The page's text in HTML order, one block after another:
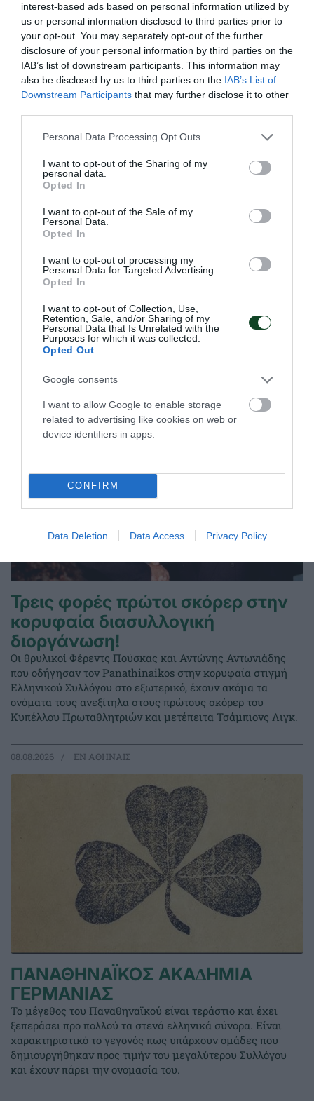
interest-based ads based on personal information utilized by
us or personal information disclosed to third parties prior to
your opt-out. You may separately opt-out of the further
disclosure of your personal information by third parties on the
IAB’s list of downstream participants. This information may
also be disclosed by us to third parties on the IAB’s List of
Downstream Participants that may further disclose it to other
Please note that this website/app uses one or more Google
not limited to your visit or usage behaviour. You may click to
grant or deny consent to Google and its third-party tags to
use your data for below specified purposes in below Google
consent section.
Personal Data Processing Opt Outs
I want to opt-out of the Sharing of my
personal data.
Opted In
I want to opt-out of the Sale of my
Personal Data.
Opted In
I want to opt-out of processing my
Personal Data for Targeted Advertising.
Opted In
I want to opt-out of Collection, Use,
Retention, Sale, and/or Sharing of my
Personal Data that Is Unrelated with the
Purposes for which it was collected.
Opted Out
Google consents
I want to allow Google to enable storage
related to advertising like cookies on web or
device identifiers in apps.
CONFIRM
Data Deletion Data Access Privacy Policy
Παναθηναϊκός!
Ο πρωταθλητής Ελλάδας στους άνδρες και δευτεραθλητής
σύλλογος της χώρας στον ανοικτό στίβο, στον άτυπο πίνακα
με τα κερδισμένα μετάλλια!
27.07.2026 ΣΤΙΒΟΣ
ΤΕΛΕΥΤΑΙΑ ΝΕΑ
Τρεις φορές πρώτοι σκόρερ στην
κορυφαία διασυλλογική
διοργάνωση!
Οι θρυλικοί Φέρεντς Πούσκας και Αντώνης Αντωνιάδης
που οδήγησαν τον Panathinaikos στην κορυφαία στιγμή
Ελληνικού Συλλόγου στο εξωτερικό, έχουν ακόμα τα
ονόματα τους ανεξίτηλα στους πρώτους σκόρερ του
Κυπέλλου Πρωταθλητριών και μετέπειτα Τσάμπιονς Λιγκ.
08.08.2026 EΝ ΑΘΗΝΑΙΣ
ΠΑΝΑΘΗΝΑΪΚΟΣ ΑΚΑ∆ΗΜΙΑ
ΓΕΡΜΑΝΙΑΣ
Το μέγεθος του Παναθηναϊκού είναι τεράστιο και έχει
ξεπεράσει προ πολλού τα στενά ελληνικά σύνορα. Είναι
χαρακτηριστικό το γεγονός πως υπάρχουν ομάδες που
δημιουργήθηκαν προς τιμήν του μεγαλύτερου Συλλόγου
και έχουν πάρει την ονομασία του.